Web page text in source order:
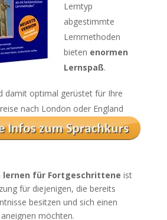
Lerntyp
abgestimmte
Lernmethoden
bieten enormen
Lernspaß.
damit optimal gerüstet für Ihre
nach London oder England
lernen für Fortgeschrittene ist
für diejenigen, die bereits
besitzen und sich einen
möchten.